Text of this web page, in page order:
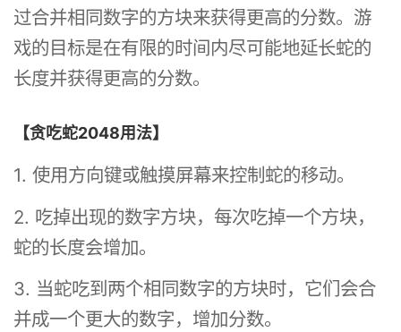
过合并相同数字的方块来获得更高的分数。游
戏的目标是在有限的时间内尽可能地延长蛇的
长度并获得更高的分数。
【贪吃蛇2048用法】
1. 使用方向键或触摸屏幕来控制蛇的移动。
2. 吃掉出现的数字方块，每次吃掉一个方块，
蛇的长度会增加。
3. 当蛇吃到两个相同数字的方块时，它们会合
并成一个更大的数字，增加分数。